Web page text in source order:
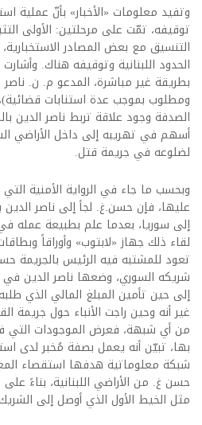
وتفيد معلومات «الأخبار» بأنّ عملية
توقيفه، تمّت على مرحلتين: الأولى
التنسيق مع بعض المصادر
الحدود اللبنانية وتوقيفه هناك.
بطريقة غير مباشرة، المدعو م. ن. ناصر
ومطلوب بموجب عدة استنابات
الصدفة وجود علاقة تربط ناصر الدين
أسهم في تهريبه إلى داخل الأراضي
لضلوعه في جريمة قتل.
وبحسب ما جاء في الرواية الأمنية
عليها، فإن حسن.غ. لجأ إلى ناصر
إلى سوريا، بعدما علم بطبيعة عمله
لقاء ذلك جهاز «لابتوب» وأوراقاً
تعود للمشتبه فيه الرئيس
شريكه السوري، وضعها ناصر الدين
إلى حين تأمين المبلغ المالي الذي
غير أنه وحين راجت الأنباء حول جريمة
من أي شبهة، فعرض الموجودات
بها، تبيّن أنه يعمل بصفة مُخبر لدى
شبكة معلوماتية هدفها استقصاء
حسن غ. من الأراضي اللبنانية، بناءً
مثل الخيط الأول الذي أوصل إلى